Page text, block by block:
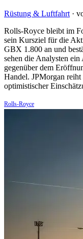
Rüstung & Luftfahrt ·
Rolls-Royce bleibt im
sein Kursziel für die
GBX 1.800 an und
sehen die Analysten
gegenüber dem
Handel. JPMorgan
optimistischer
Rolls-Royce